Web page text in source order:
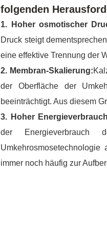
folgenden
1. Hoher osmotischer
Druck steigt
eine effektive Trennung der
2. Membran-Skalierung:
der Oberfläche der
beeinträchtigt. Aus diesem
3. Hoher
der Energieverbrauch
Umkehrosmosetechnologie
immer noch häufig zur